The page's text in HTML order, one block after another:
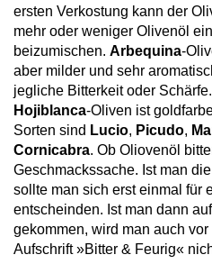
ersten Verkostung kann der
mehr oder weniger Olivenöl
beizumischen. Arbequina-
aber milder und sehr
jegliche Bitterkeit oder
Hojiblanca-Oliven ist
Sorten sind Lucio, Picudo,
Cornicabra. Ob Oliovenöl
Geschmackssache. Ist man
sollte man sich erst einmal für
entscheinden. Ist man dann
gekommen, wird man auch
Aufschrift »Bitter & Feurig«